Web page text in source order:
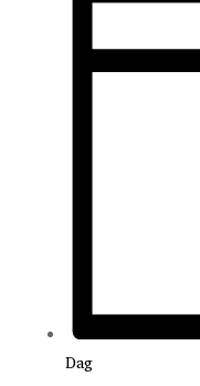
Dag